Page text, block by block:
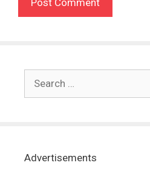
Advertisements